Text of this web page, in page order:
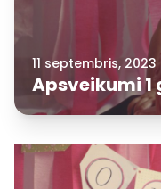
11 septembris, 2023
Apsveikumi